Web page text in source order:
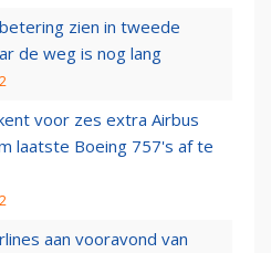
zien in tweede
de weg is nog lang
voor zes extra Airbus
laatste Boeing 757's af te
aan vooravond van